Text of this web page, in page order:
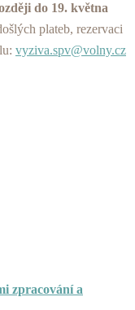
do 19. května
plateb, rezervaci
vyziva.spv@volny.cz
zpracování a